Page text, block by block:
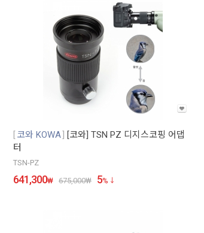
코와 KOWA
[코와] TSN PZ 디지스코핑 어댑
터
TSN-PZ
641,300₩ 675,000₩ 5%